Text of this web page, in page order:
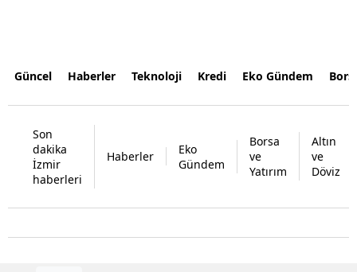
Güncel Haberler Teknoloji Kredi Eko Gündem
Son
dakika
İzmir
haberleri
Haberler
Eko
Gündem
Borsa
ve
Yatırım
Altın
ve
Döviz